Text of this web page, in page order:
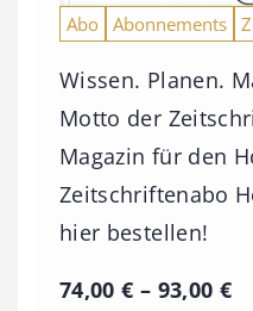
Abo Abonnements
Wissen. Planen.
Motto der
Magazin für den
Zeitschriftenabo
hier bestellen!
74,00€ – 93,00 €P